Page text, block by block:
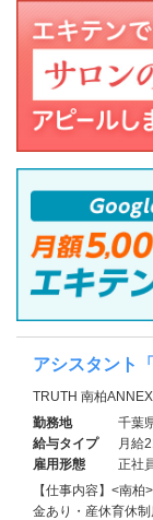
アシスタント
TRUTH 南柏
勤務地
千葉
給与タイプ
月給
雇用形態
正社
【仕事内容】<南
金あり・産休育休